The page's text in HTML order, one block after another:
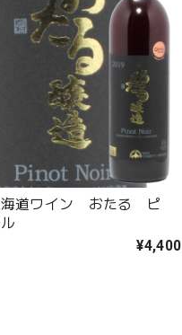
道ワイン おたる ピ
¥4,400